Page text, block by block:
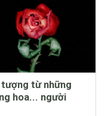
tượng từ những
hoa... người